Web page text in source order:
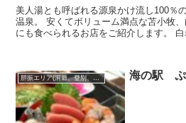
美人湯とも呼ばれる源泉かけ流し100％
温泉。 安くてボリューム満点な苫小牧、白老町でオススメのランチ
にも食べられるお店をご紹介します。
海の駅 ぷ